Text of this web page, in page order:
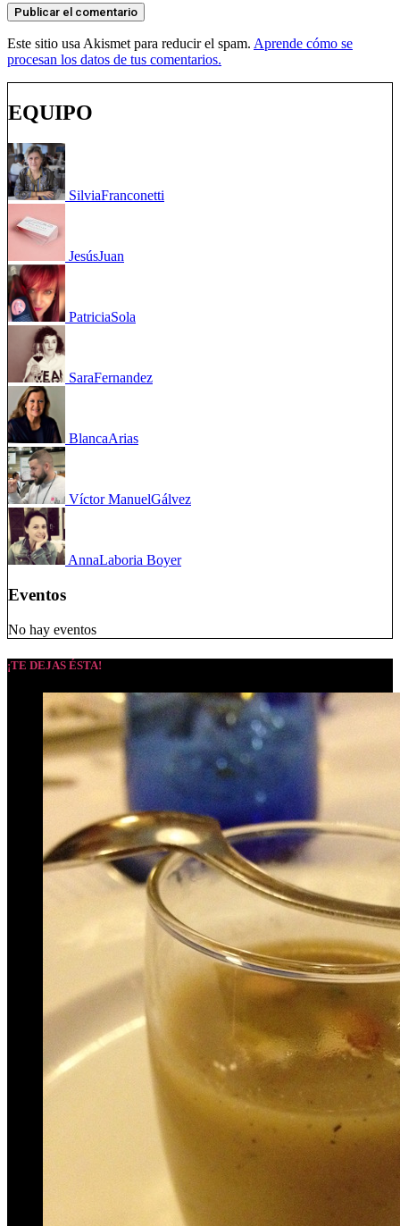
Este sitio usa Akismet para reducir el spam. Aprende cómo se
procesan los datos de tus comentarios.
EQUIPO
SilviaFranconetti
JesúsJuan
PatriciaSola
SaraFernandez
BlancaArias
Víctor ManuelGálvez
AnnaLaboria Boyer
Eventos
No hay eventos
¡TE DEJAS ÉSTA!